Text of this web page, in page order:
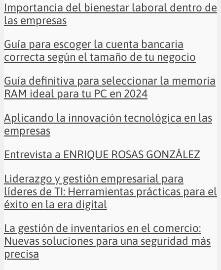
Importancia del bienestar laboral dentro de
las empresas
Guía para escoger la cuenta bancaria
correcta según el tamaño de tu negocio
Guía definitiva para seleccionar la memoria
RAM ideal para tu PC en 2024
Aplicando la innovación tecnológica en las
empresas
Entrevista a ENRIQUE ROSAS GONZÁLEZ
Liderazgo y gestión empresarial para
líderes de TI: Herramientas prácticas para el
éxito en la era digital
La gestión de inventarios en el comercio:
Nuevas soluciones para una seguridad más
precisa